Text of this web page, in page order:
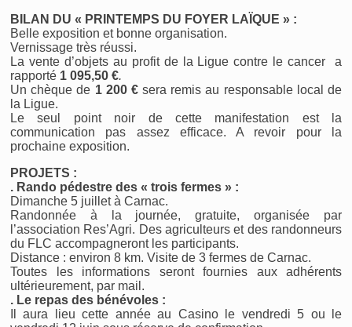
BILAN DU « PRINTEMPS DU FOYER LAÏQUE » :
Belle exposition et bonne organisation.
Vernissage très réussi.
La vente d’objets au profit de la Ligue contre le cancer a
rapporté 1 095,50 €.
Un chèque de 1 200 €sera remis au responsable local de
la Ligue.
Le seul point noir de cette manifestation est la
communication pas assez efficace. A revoir pour la
prochaine exposition.
PROJETS :
. Rando pédestre des « trois fermes » :
Dimanche 5 juillet à Carnac.
Randonnée à la journée, gratuite, organisée par
l’association Res’Agri. Des agriculteurs et des randonneurs
du FLC accompagneront les participants.
Distance : environ 8 km. Visite de 3 fermes de Carnac.
Toutes les informations seront fournies aux adhérents
ultérieurement, par mail.
. Le repas des bénévoles :
Il aura lieu cette année au Casino le vendredi 5 ou le